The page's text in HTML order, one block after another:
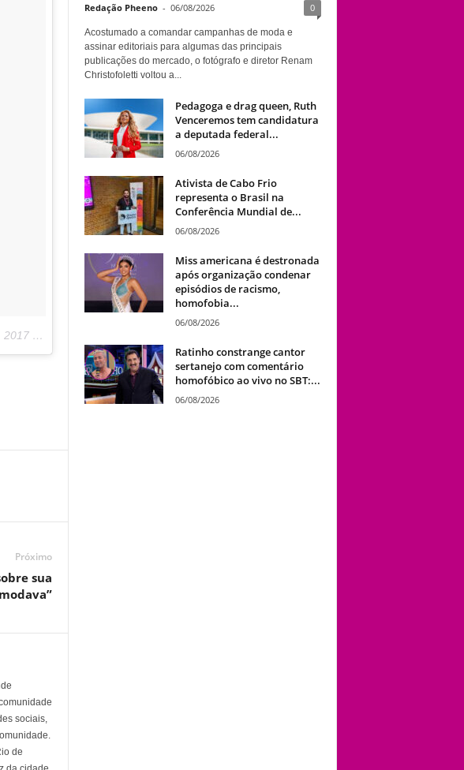
7:58 PDT
Próximo
sua
sociais,
de
Redação Pheeno - 06/08/2026 0
Acostumado a comandar campanhas de moda e
assinar editoriais para algumas das principais
publicações do mercado, o fotógrafo e diretor Renam
Christofoletti voltou a...
Pedagoga e drag queen, Ruth
Venceremos tem candidatura
a deputada federal...
06/08/2026
Ativista de Cabo Frio
representa o Brasil na
Conferência Mundial de...
06/08/2026
Miss americana é destronada
após organização condenar
episódios de racismo,
homofobia...
06/08/2026
Ratinho constrange cantor
sertanejo com comentário
homofóbico ao vivo no SBT:...
06/08/2026